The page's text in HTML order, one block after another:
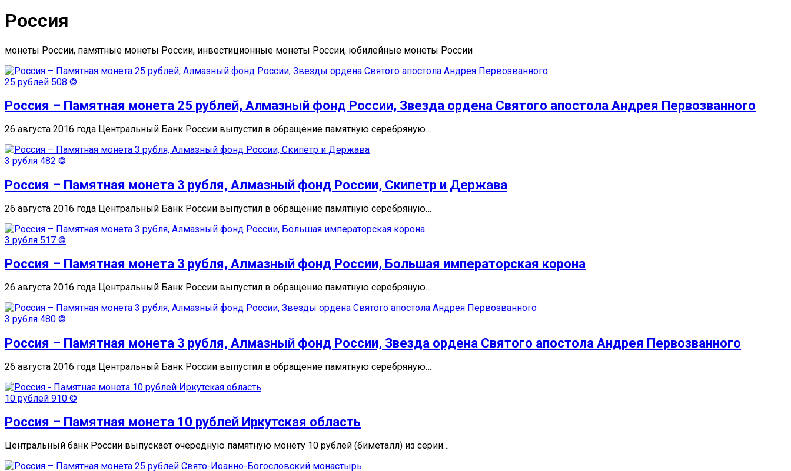
Россия
монеты России, памятные монеты России, инвестиционные монеты России, юбилейные монеты России
25 рублей 508 ©
Россия – Памятная монета 25 рублей, Алмазный фонд России, Звезда ордена Святого апостола Андрея Первозванного
26 августа 2016 года Центральный Банк России выпустил в обращение памятную серебряную…
3 рубля 482 ©
Россия – Памятная монета 3 рубля, Алмазный фонд России, Скипетр и Держава
26 августа 2016 года Центральный Банк России выпустил в обращение памятную серебряную…
3 рубля 517 ©
Россия – Памятная монета 3 рубля, Алмазный фонд России, Большая императорская корона
26 августа 2016 года Центральный Банк России выпустил в обращение памятную серебряную…
3 рубля 480 ©
Россия – Памятная монета 3 рубля, Алмазный фонд России, Звезда ордена Святого апостола Андрея Первозванного
26 августа 2016 года Центральный Банк России выпустил в обращение памятную серебряную…
10 рублей 910 ©
Россия – Памятная монета 10 рублей Иркутская область
Центральный банк России выпускает очередную памятную монету 10 рублей (биметалл) из серии…